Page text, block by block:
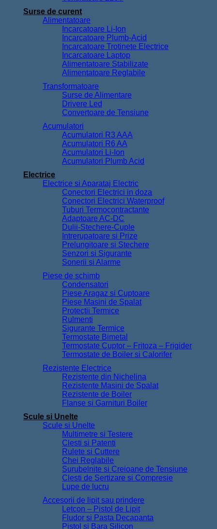
Surse de curent
Alimentatoare
Incarcatoare Li-Ion
Incarcatoare Plumb-Acid
Incarcatoare Trotinete Electrice
Incarcatoare Laptop
Alimentatoare Stabilizate
Alimentatoare Reglabile
Transformatoare
Surse de Alimentare
Drivere Led
Convertoare de Tensiune
Acumulatori
Acumulatori R3 AAA
Acumulatori R6 AA
Acumulatori Li-Ion
Acumulatori Plumb Acid
Electrice
Electrice si Aparataj Electric
Conectori Electrici in doza
Conectori Electrici Waterproof
Tuburi Termocontractante
Adaptoare AC-DC
Dulii-Stechere-Cuple
Intrerupatoare si Prize
Prelungitoare si Stechere
Senzori si Sigurante
Sonerii si Alarme
Piese de schimb
Condensatori
Piese Aragaz si Cuptoare
Piese Masini de Spalat
Protectii Termice
Rulmenti
Sigurante Termice
Termostate Bimetal
Termostate Cuptor – Fritoza – Frigider
Termostate de Boiler si Calorifer
Rezistente Electrice
Rezistente din Nichelina
Rezistente Masini de Spalat
Rezistente de Boiler
Flanse si Garnituri Boiler
Scule si Unelte
Scule si Unelte
Multimetre si Testere
Clesti si Patenti
Rulete si Cuttere
Chei Reglabile
Surubelnite si Creioane de Tensiune
Clesti de Sertizare si Compresie
Lupe de lucru
Accesorii de lipit sau prindere
Letcon – Pistol de Lipit
Fludor si Pasta Decapanta
Pistol si Bara Silicon